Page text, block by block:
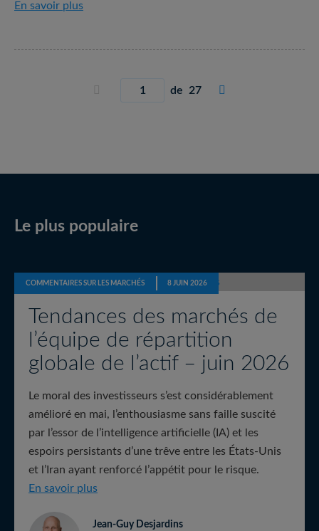
En savoir plusRapport sur la durabilité 2025
Page précédente
Current pagede 27 Page suivante

Le plus populaire
COMMENTAIRES SUR LES MARCHÉS 8 JUIN 2026
Tendances des marchés de
l’équipe de répartition
globale de l’actif – juin 2026
Le moral des investisseurs s’est considérablement
amélioré en mai, l’enthousiasme sans faille suscité
par l’essor de l’intelligence artificielle (IA) et les
espoirs persistants d’une trêve entre les États-Unis
et l’Iran ayant renforcé l’appétit pour le risque.
En savoir plusTendances des marchés de l’équipe de
Jean-Guy Desjardins